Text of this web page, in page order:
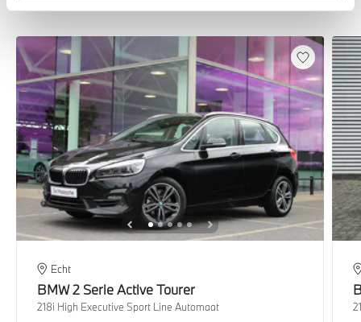
Echt
BMW2 Serie Active Tourer
218i High Executive Sport Line Automaat